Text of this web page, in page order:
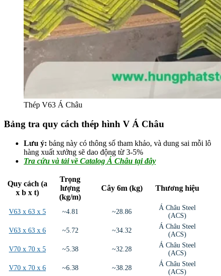
Thép V63 Á Châu
Bảng tra quy cách thép hình V Á Châu
Lưu ý: bảng này có thông số tham khảo, và dung sai mỗi lô
hàng xuất xưởng sẽ dao động từ 3-5%
Tra cứu và tải về Catalog Á Châu tại đây
Quy cách (a
x b x t)
Trọng
lượng
(kg/m)
Cây 6m (kg) Thương hiệu
V63 x 63 x 5 ~4.81 ~28.86
Á Châu Steel
(ACS)
V63 x 63 x 6
~5.72 ~34.32
Á Châu Steel
(ACS)
V70 x 70 x 5
~5.38 ~32.28
Á Châu Steel
(ACS)
V70 x 70 x 6
~6.38 ~38.28
Á Châu Steel
(ACS)